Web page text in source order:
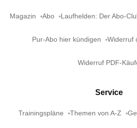
Magazin Abo Laufhelden: Der Abo-
Pur-Abo hier kündigen Widerruf
Widerruf PDF-
Service
Trainingspläne Themen von A-Z